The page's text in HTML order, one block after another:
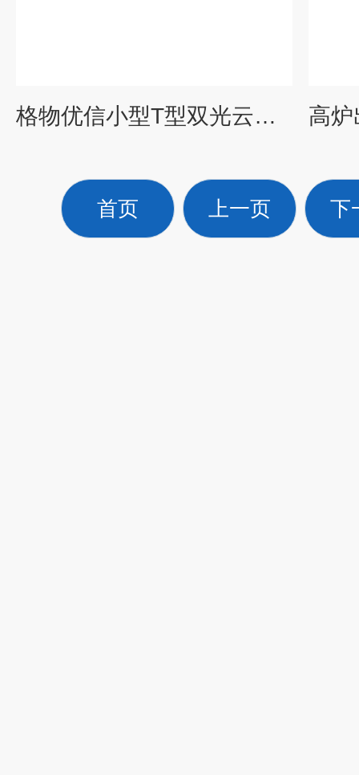
格物优信小型T型双光云台红外摄像机 巡检非机器人集成红外热像仪 产品关键词:机器人红外热像仪;格物优信摄像头;#非机器人;机器人红外热像仪公司;小型红外热像仪
首页 上一页 下